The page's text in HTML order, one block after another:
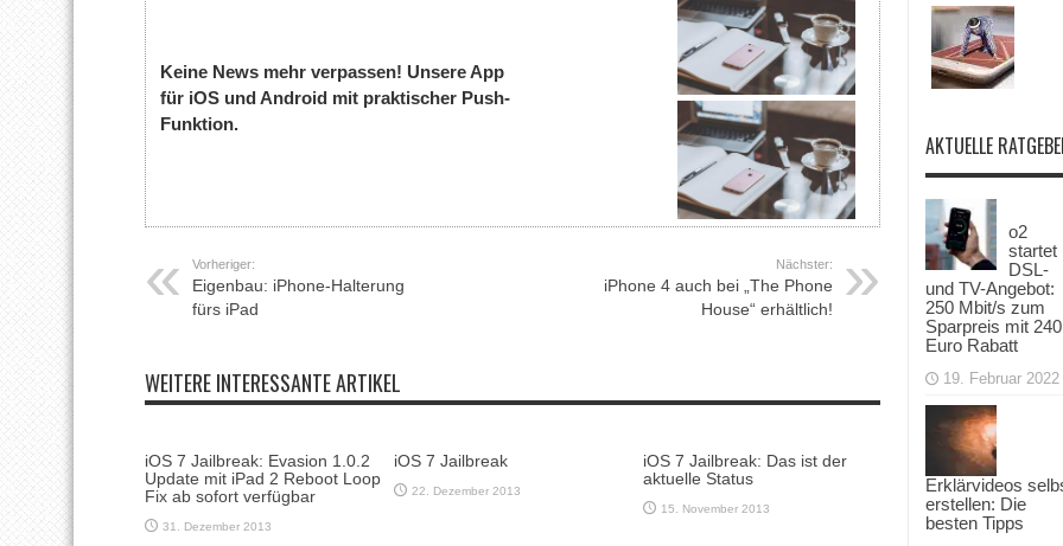
Keine News mehr verpassen! Unsere App
für iOS und Android mit praktischer Push-
Funktion.
Vorheriger:
Eigenbau: iPhone-Halterung
fürs iPad
Nächster:
iPhone 4 auch bei „The Phone
House“ erhältlich!
WEITERE INTERESSANTE ARTIKEL
iOS 7 Jailbreak: Evasion 1.0.2
Update mit iPad 2 Reboot Loop
Fix ab sofort verfügbar
31. Dezember 2013
iOS 7 Jailbreak
22. Dezember 2013
iOS 7 Jailbreak: Das ist der
aktuelle Status
15. November 2013
AKTUELLE
o2
startet
DSL-
und TV-Angebot:
250 Mbit/s zum
Sparpreis mit 240
Euro Rabatt
19. Februar 2022
Erklärvideos
erstellen: Die
besten Tipps